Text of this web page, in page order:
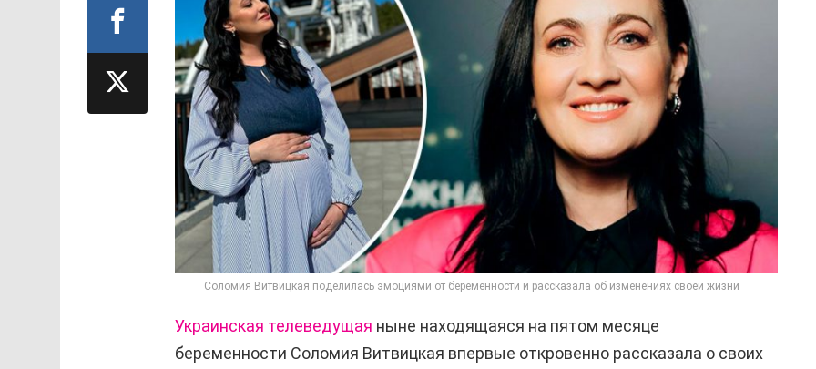
Соломия Витвицкая поделилась эмоциями от беременности и рассказала об изменениях своей жизни
Украинская телеведущая ныне находящаяся на пятом месяце
беременности Соломия Витвицкая впервые откровенно рассказала о своих